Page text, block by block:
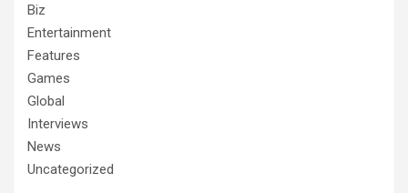
Biz
Entertainment
Features
Games
Global
Interviews
News
Uncategorized